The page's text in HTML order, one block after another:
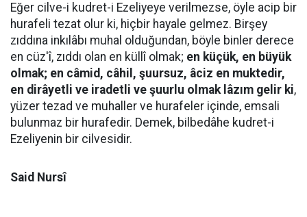
Eğer cilve-i kudret-i Ezeliyeye verilmezse, öyle acip bir
hurafeli tezat olur ki, hiçbir hayale gelmez. Birşey
zıddına inkılâbı muhal olduğundan, böyle binler derece
en cüz'î, zıddı olan en küllî olmak; en küçük, en büyük
olmak; en câmid, câhil, şuursuz, âciz en muktedir,
en dirâyetli ve iradetli ve şuurlu olmak lâzım gelir ki,
yüzer tezad ve muhaller ve hurafeler içinde, emsali
bulunmaz bir hurafedir. Demek, bilbedâhe kudret-i
Ezeliyenin bir cilvesidir.
Said Nursî